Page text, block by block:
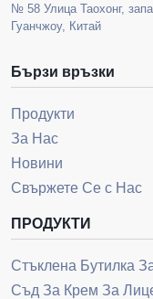
№ 58 Улица Таохонг,
Гуанчжоу, Китай
Бързи връзки
Продукти
За Нас
Новини
Свържете Се с Нас
ПРОДУКТИ
Стъклена Бутилка
Съд За Крем За